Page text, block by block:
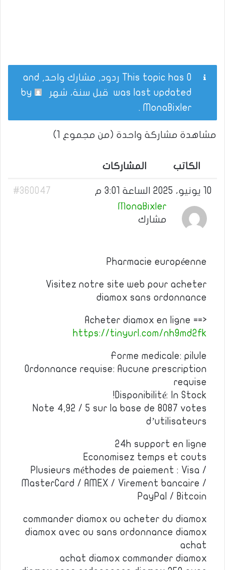
This topic has 0 ردود, مشارك واحد, and
was last updated قبل سنة، شهر
MonaBixler
.
مشاهدة مشاركة واحدة (من مجموع 1)
الكاتب المشاركات
10 يونيو، 2025 الساعة 3:01 م
#360047
MonaBixler
مشارك
Pharmacie européenne
Visitez notre site web pour acheter
diamox sans ordonnance
Acheter diamox en ligne ==>
https://tinyurl.com/nh9md2fk
Forme medicale: pilule
Ordonnance requise: Aucune prescription
requise
Disponibilité: In Stock!
Note 4,92 / 5 sur la base de 8087 votes
d’utilisateurs
24h support en ligne
Economisez temps et couts
Plusieurs méthodes de paiement : Visa /
MasterCard / AMEX / Virement bancaire /
PayPal / Bitcoin
commander diamox ou acheter du diamox
diamox avec ou sans ordonnance diamox
achat
achat diamox commander diamox